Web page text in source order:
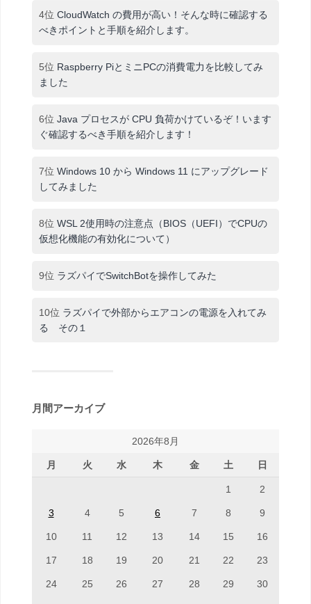
4位 CloudWatch の費用が高い！そんな時に確認する
べきポイントと手順を紹介します。
5位 Raspberry PiとミニPCの消費電力を比較してみ
ました
6位 Java プロセスが CPU 負荷かけているぞ！います
ぐ確認するべき手順を紹介します！
7位 Windows 10 から Windows 11 にアップグレード
してみました
8位 WSL 2使用時の注意点（BIOS（UEFI）でCPUの
仮想化機能の有効化について）
9位 ラズパイでSwitchBotを操作してみた
10位 ラズパイで外部からエアコンの電源を入れてみ
る その１
月間アーカイブ
2026年8月
月 火 水 木 金 土 日
1 2
3 4 5 6 7 8 9
10 11 12 13 14 15 16
17 18 19 20 21 22 23
24 25 26 27 28 29 30